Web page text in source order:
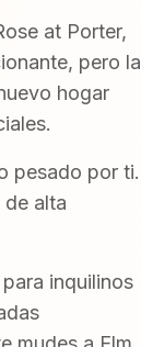
at Porter,
pero la
hogar
pesado por ti.
alta
inquilinos